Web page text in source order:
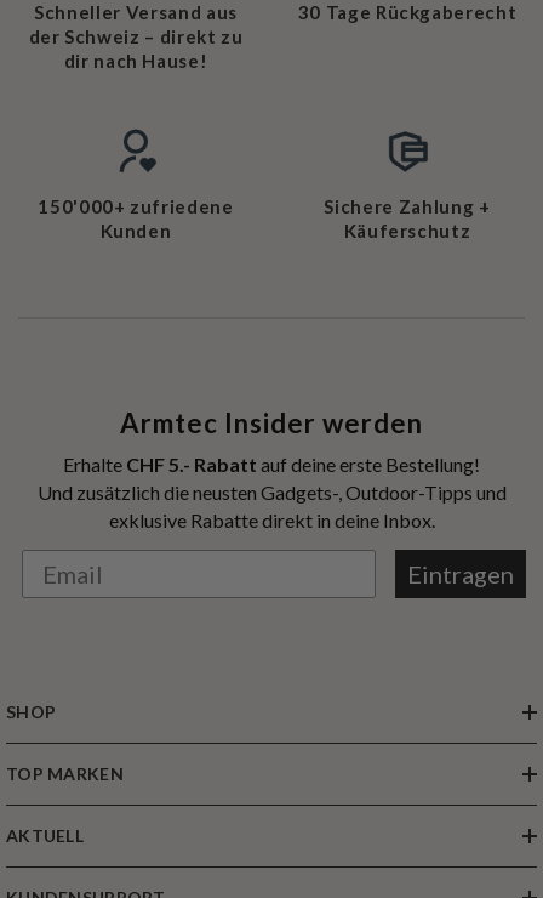
Schneller Versand aus
der Schweiz – direkt zu
dir nach Hause!
30 Tage Rückgaberecht
150'000+ zufriedene
Kunden
Sichere Zahlung +
Käuferschutz
Armtec Insider werden
Erhalte CHF 5.- Rabatt auf deine erste Bestellung!
Und zusätzlich die neusten Gadgets-, Outdoor-Tipps und
exklusive Rabatte direkt in deine Inbox.
Eintragen
SHOP
TOP MARKEN
AKTUELL